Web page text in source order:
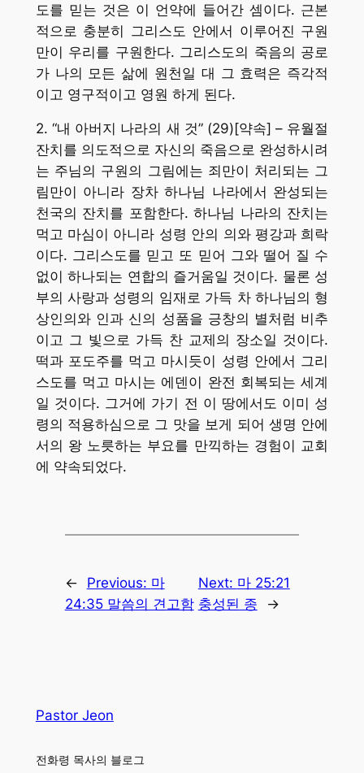
도를 믿는 것은 이 언약에 들어간 셈이다. 근본
적으로 충분히 그리스도 안에서 이루어진 구원
만이 우리를 구원한다. 그리스도의 죽음의 공로
가 나의 모든 삶에 원천일 대 그 효력은 즉각적
이고 영구적이고 영원 하게 된다.
2. “내 아버지 나라의 새 것” (29)[약속] – 유월절
잔치를 의도적으로 자신의 죽음으로 완성하시려
는 주님의 구원의 그림에는 죄만이 처리되는 그
림만이 아니라 장차 하나님 나라에서 완성되는
천국의 잔치를 포함한다. 하나님 나라의 잔치는
먹고 마심이 아니라 성령 안의 의와 평강과 희락
이다. 그리스도를 믿고 또 믿어 그와 떨어 질 수
없이 하나되는 연합의 즐거움일 것이다. 물론 성
부의 사랑과 성령의 임재로 가득 차 하나님의 형
상인의와 인과 신의 성품을 긍창의 별처럼 비추
이고 그 빛으로 가득 찬 교제의 장소일 것이다.
떡과 포도주를 먹고 마시듯이 성령 안에서 그리
스도를 먹고 마시는 에덴이 완전 회복되는 세계
일 것이다. 그거에 가기 전 이 땅에서도 이미 성
령의 적용하심으로 그 맛을 보게 되어 생명 안에
서의 왕 노릇하는 부요를 만끽하는 경험이 교회
에 약속되었다.
← Previous: 마
24:35 말씀의 견고함
Next: 마 25:21
충성된 종
→
Pastor Jeon
전화령 목사의 블로그